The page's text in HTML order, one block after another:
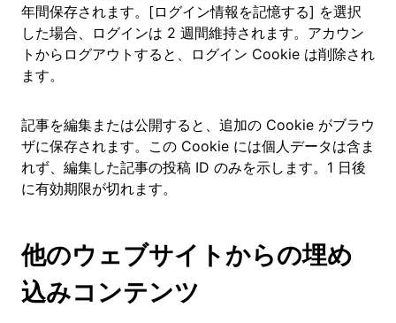
年間保存されます。[ログイン情報を記憶する] を選択
した場合、ログインは 2 週間維持されます。アカウン
トからログアウトすると、ログイン Cookie は削除され
ます。
記事を編集または公開すると、追加の Cookie がブラウ
ザに保存されます。この Cookie には個人データは含ま
れず、編集した記事の投稿 ID のみを示します。1 日後
に有効期限が切れます。
他のウェブサイトからの埋め
込みコンテンツ